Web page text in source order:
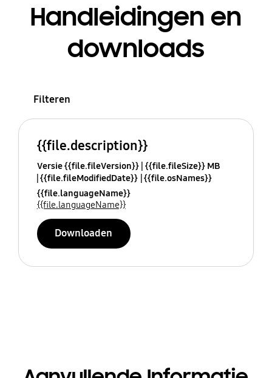
Handleidingen en
downloads
Filteren
{{file.description}}
Versie {{file.fileVersion}} {{file.fileSize}} MB
{{file.fileModifiedDate}} {{file.osNames}}
{{file.languageName}}
{{file.languageName}}
Downloaden